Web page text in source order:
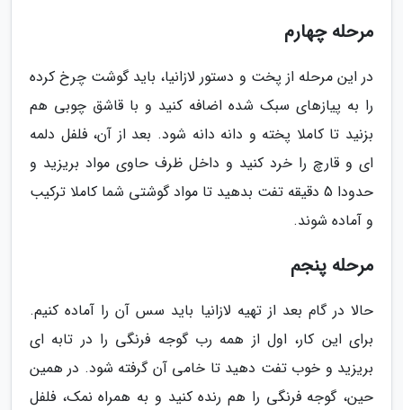
مرحله چهارم
در این مرحله از پخت و دستور لازانیا، باید گوشت چرخ کرده
را به پیازهای سبک شده اضافه کنید و با قاشق چوبی هم
بزنید تا کاملا پخته و دانه دانه شود. بعد از آن، فلفل دلمه
ای و قارچ را خرد کنید و داخل ظرف حاوی مواد بریزید و
حدودا 5 دقیقه تفت بدهید تا مواد گوشتی شما کاملا ترکیب
و آماده شوند.
مرحله پنجم
حالا در گام بعد از تهیه لازانیا باید سس آن را آماده کنیم.
برای این کار، اول از همه رب گوجه فرنگی را در تابه ای
بریزید و خوب تفت دهید تا خامی آن گرفته شود. در همین
حین، گوجه فرنگی را هم رنده کنید و به همراه نمک، فلفل